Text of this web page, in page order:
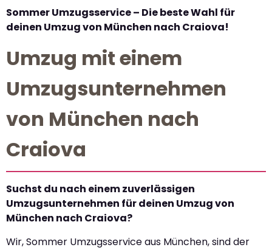
Sommer Umzugsservice – Die beste Wahl für
deinen Umzug von München nach Craiova!
Umzug mit einem
Umzugsunternehmen
von München nach
Craiova
Suchst du nach einem zuverlässigen
Umzugsunternehmen für deinen Umzug von
München nach Craiova?
Wir, Sommer Umzugsservice aus München, sind der